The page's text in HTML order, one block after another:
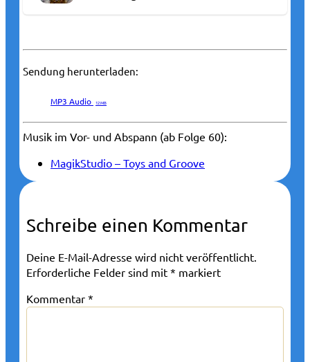
Sendung herunterladen:
MP3 Audio 12 MB
Musik im Vor- und Abspann (ab Folge 60):
MagikStudio – Toys and Groove
Schreibe einen Kommentar
Deine E-Mail-Adresse wird nicht veröffentlicht.
Erforderliche Felder sind mit * markiert
Kommentar *